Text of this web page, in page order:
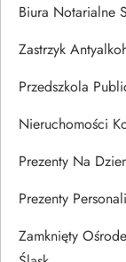
Biura Notarialne
Zastrzyk
Przedszkola
Nieruchomości
Prezenty Na
Prezenty
Zamknięty